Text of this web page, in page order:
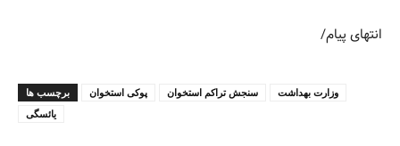
انتهای پیام/
برچسب ها پوکی استخوان سنجش تراکم استخوان
وزارت بهداشت
یائسگی